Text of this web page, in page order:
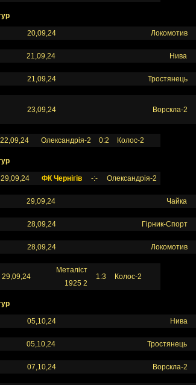
20,09,24 Локомотив
21,09,24 Нива
21,09,24 Тростянець
23,09,24 Ворскла-2
22,09,24 Олександрія-2 0:2 Колос-2
29,09,24 ФК Чернігів -:- Олександрія-2
29,09,24 Чайка
28,09,24 Гірник-Спорт
28,09,24 Локомотив
29,09,24
Металіст
1925 2
1:3 Колос-2
05,10,24 Нива
05,10,24 Тростянець
07,10,24 Ворскла-2